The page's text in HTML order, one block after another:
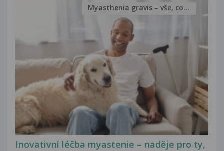
Inovativní léčba myastenie – naděje pro ty,
Myasthenia gravis – vše, co...